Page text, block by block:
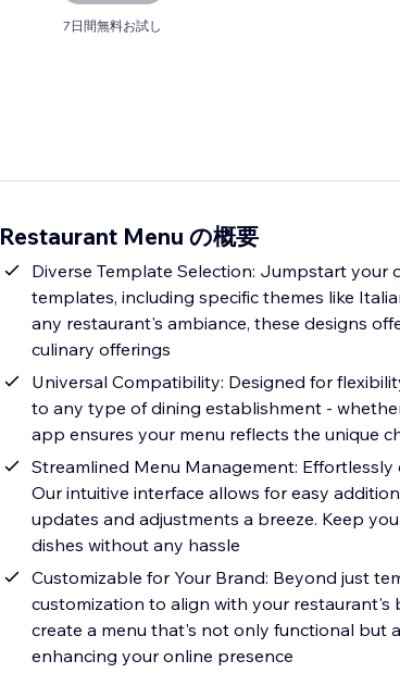
7日間無料お試し
Restaurant Menu の概要
Diverse Template Selection: Jumpstart your
templates, including specific themes like
any restaurant's ambiance, these designs
culinary offerings
Universal Compatibility: Designed for
to any type of dining establishment -
app ensures your menu reflects the unique
Streamlined Menu Management:
Our intuitive interface allows for easy
updates and adjustments a breeze. Keep
dishes without any hassle
Customizable for Your Brand: Beyond just
customization to align with your
create a menu that's not only functional but
enhancing your online presence